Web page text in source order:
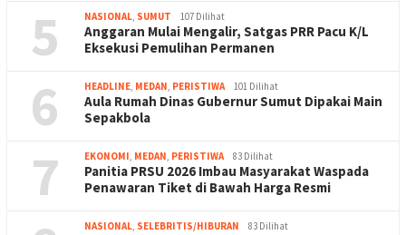
5 NASIONAL SUMUT 107 Dilihat
Anggaran Mulai Mengalir, Satgas PRR Pacu K/L
Eksekusi Pemulihan Permanen
6 HEADLINE MEDAN PERISTIWA 101 Dilihat
Aula Rumah Dinas Gubernur Sumut Dipakai Main
Sepakbola
7 EKONOMI MEDAN PERISTIWA 83 Dilihat
Panitia PRSU 2026 Imbau Masyarakat Waspada
Penawaran Tiket di Bawah Harga Resmi
NASIONAL SELEBRITIS/HIBURAN 83 Dilihat